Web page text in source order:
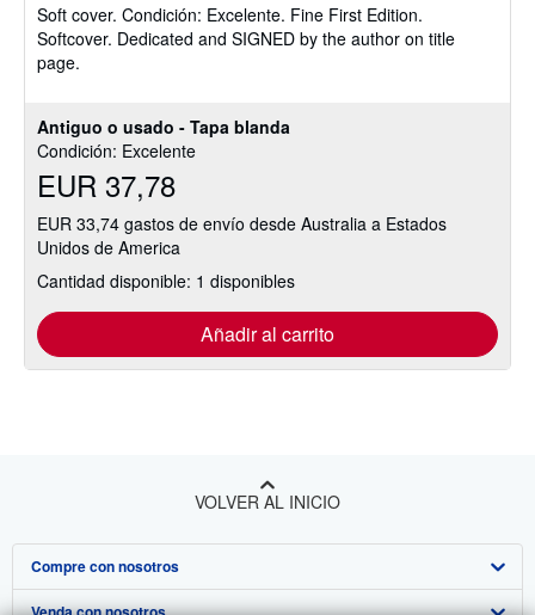
Antiguo o usado - Tapa blanda
Condición: Excelente
EUR 37,78
EUR 33,74 gastos de envío desde Australia a Estados
Unidos de America
Cantidad disponible: 1 disponibles
Añadir al carrito
4
de
Soft cover. Condición: Excelente. Fine First Edition.
Softcover. Dedicated and SIGNED by the author on title
page.
VOLVER AL INICIO
Compre con nosotros